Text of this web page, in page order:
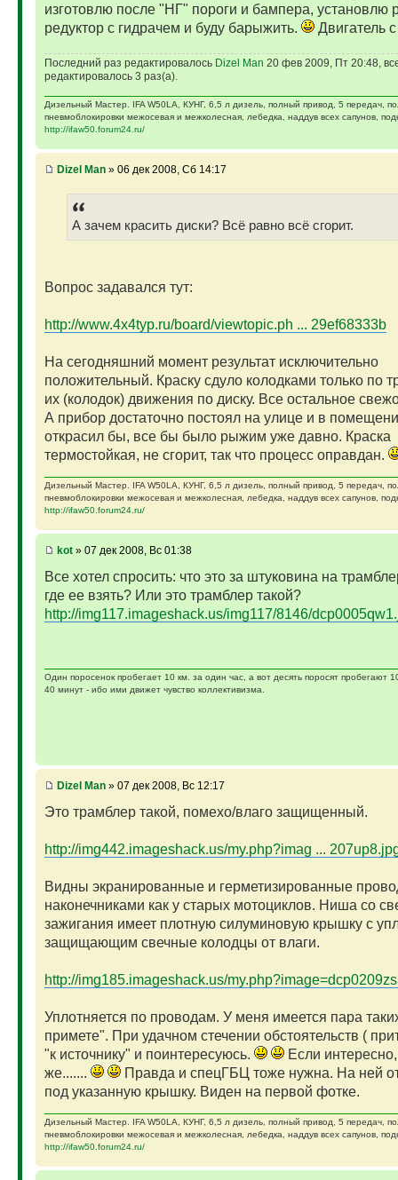
изготовлю после "НГ" пороги и бампера, установлю
редуктор с гидрачем и буду барыжить.
Двигатель
Последний раз редактировалось Dizel Man 20 фев 2009, Пт 20:48,
редактировалось 3 раз(а).
Дизельный Мастер. IFA W50LA, КУНГ, 6,5 л дизель, полный привод, 5 передач,
пневмоблокировки межосевая и межколесная, лебедка, наддув всех сапунов,
http://ifaw50.forum24.ru/
Dizel Man» 06 дек 2008, Сб 14:17
А зачем красить диски? Всё равно всё сгорит.
Вопрос задавался тут:
http://www.4x4typ.ru/board/viewtopic.ph ... 29ef68333b
На сегодняшний момент результат исключительно
положительный. Краску сдуло колодками только по
их (колодок) движения по диску. Все остальное
А прибор достаточно постоял на улице и в
открасил бы, все бы было рыжим уже давно. Краска
термостойкая, не сгорит, так что процесс оправдан.
Дизельный Мастер. IFA W50LA, КУНГ, 6,5 л дизель, полный привод, 5 передач,
пневмоблокировки межосевая и межколесная, лебедка, наддув всех сапунов,
http://ifaw50.forum24.ru/
kot» 07 дек 2008, Вс 01:38
Все хотел спросить: что это за штуковина на
где ее взять? Или это трамблер такой?
http://img117.imageshack.us/img117/8146/
Один поросенок пробегает 10 км. за один час, а вот десять поросят пробегают
40 минут - ибо ими движет чувство коллективизма.
Dizel Man» 07 дек 2008, Вс 12:17
Это трамблер такой, помехо/влаго защищенный.
http://img442.imageshack.us/my.php?imag ...
Видны экранированные и герметизированные
наконечниками как у старых мотоциклов. Ниша со
зажигания имеет плотную силуминовую крышку с
защищающим свечные колодцы от влаги.
http://img185.imageshack.us/
Уплотняется по проводам. У меня имеется пара
примете". При удачном стечении обстоятельств (
"к источнику" и поинтересуюсь.
Если интересно,
же.......
Правда и спецГБЦ тоже нужна. На ней
под указанную крышку. Виден на первой фотке.
Дизельный Мастер. IFA W50LA, КУНГ, 6,5 л дизель, полный привод, 5 передач,
пневмоблокировки межосевая и межколесная, лебедка, наддув всех сапунов,
http://ifaw50.forum24.ru/